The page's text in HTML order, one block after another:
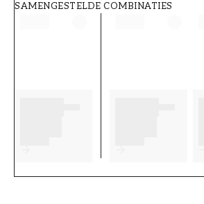
SAMENGESTELDE COMBINATIES